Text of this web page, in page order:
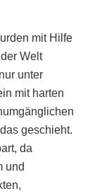
mit Hilfe
Welt
unter
mit harten
geschieht.
da
und